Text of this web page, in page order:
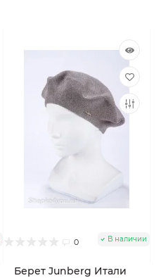
0 В наличии
Берет Junberg Итали